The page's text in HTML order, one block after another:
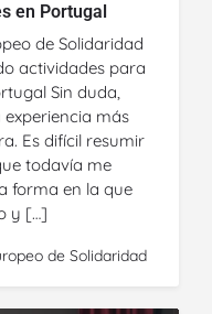
en Portugal
de Solidaridad
actividades para
Sin duda,
más
Es difícil resumir
todavía me
forma en la que
y […]
de Solidaridad